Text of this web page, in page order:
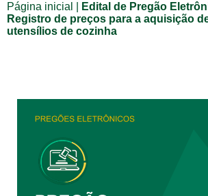
Página inicial
Edital de Pregão
Registro de preços para a aquisição
utensílios de cozinha